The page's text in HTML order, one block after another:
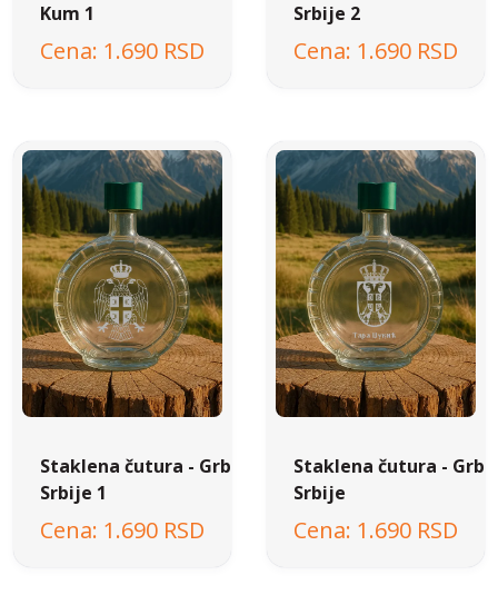
Kum 1
1.690 RSD
Srbije 2
1.690 RSD
Staklena čutura - Grb
Srbije 1
1.690 RSD
Staklena čutura - Grb
Srbije
1.690 RSD